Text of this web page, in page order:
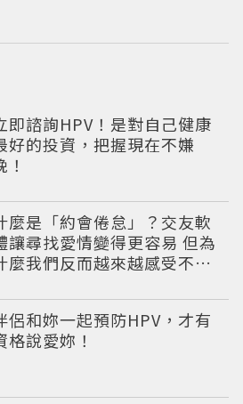
即諮詢HPV！是對自己健康
好的投資，把握現在不嫌
！
麼是「約會倦怠」？交友軟
讓尋找愛情變得更容易 但為
麼我們反而越來越感受不到
侶和妳一起預防HPV，才有
格說愛妳！